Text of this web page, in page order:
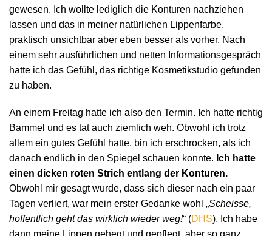
gewesen. Ich wollte lediglich die Konturen nachziehen
lassen und das in meiner natürlichen Lippenfarbe,
praktisch unsichtbar aber eben besser als vorher. Nach
einem sehr ausführlichen und netten Informationsgespräch
hatte ich das Gefühl, das richtige Kosmetikstudio gefunden
zu haben.
An einem Freitag hatte ich also den Termin. Ich hatte richtig
Bammel und es tat auch ziemlich weh. Obwohl ich trotz
allem ein gutes Gefühl hatte, bin ich erschrocken, als ich
danach endlich in den Spiegel schauen konnte. Ich hatte
einen dicken roten Strich entlang der Konturen.
Obwohl mir gesagt wurde, dass sich dieser nach ein paar
Tagen verliert, war mein erster Gedanke wohl „Scheisse,
hoffentlich geht das wirklich wieder weg!“ (DHS). Ich habe